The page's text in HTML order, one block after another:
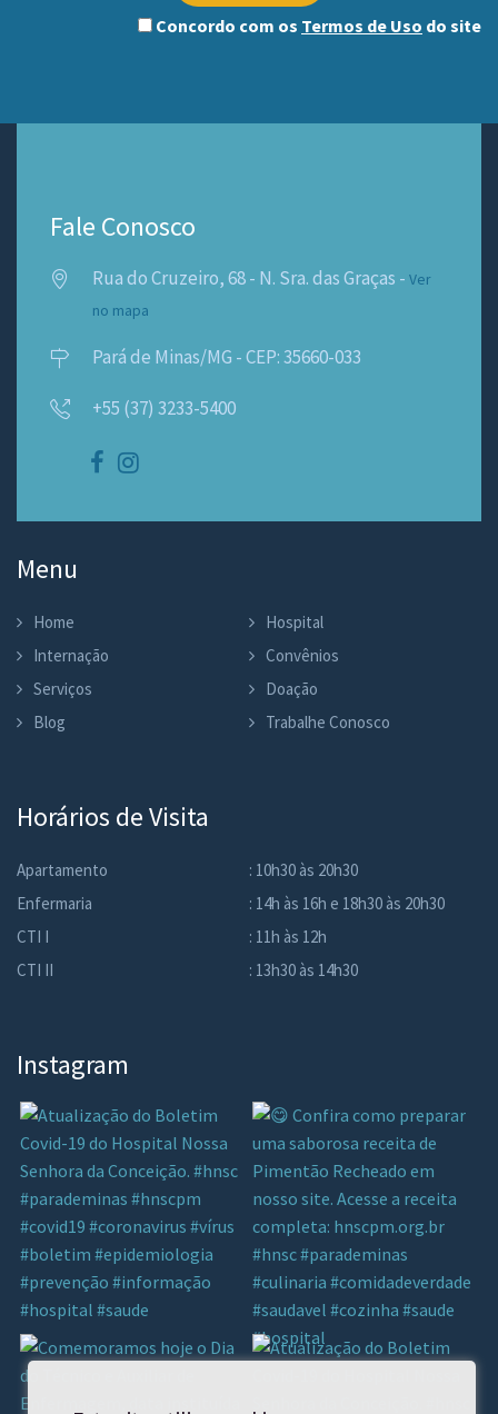
Concordo com os Termos de Uso do site
Fale Conosco
Rua do Cruzeiro, 68 - N. Sra. das Graças - Ver
no mapa
Pará de Minas/MG - CEP: 35660-033
+55 (37) 3233-5400
Menu
Home
Hospital
Internação
Convênios
Serviços
Doação
Blog
Trabalhe Conosco
Horários de Visita
Apartamento
: 10h30 às 20h30
Enfermaria
: 14h às 16h e 18h30 às 20h30
CTI I
: 11h às 12h
CTI II
: 13h30 às 14h30
Instagram